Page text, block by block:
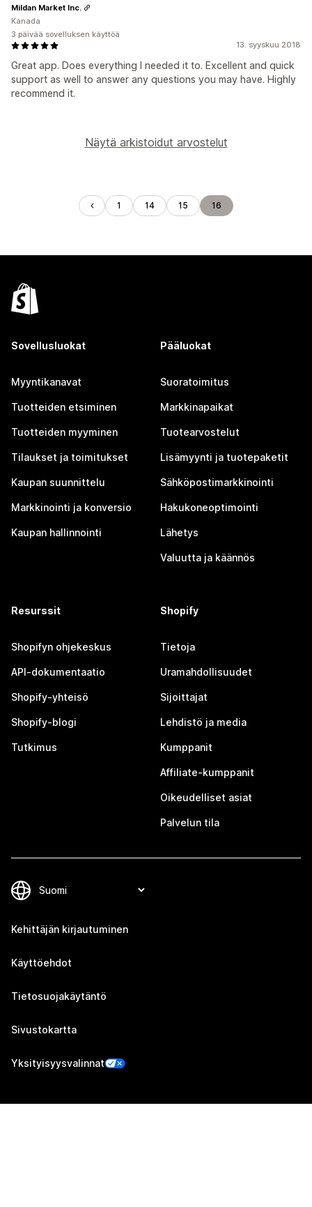
13. syyskuu 2018
Great app. Does everything I needed it to. Excellent and quick
support as well to answer any questions you may have. Highly
recommend it.
Mildan Market Inc.
Kanada
3 päivää sovelluksen käyttöä
Näytä arkistoidut arvostelut
1 14 15 16
Sovellusluokat
Myyntikanavat
Tuotteiden etsiminen
Tuotteiden myyminen
Tilaukset ja toimitukset
Kaupan suunnittelu
Markkinointi ja konversio
Kaupan hallinnointi
Pääluokat
Suoratoimitus
Markkinapaikat
Tuotearvostelut
Lisämyynti ja tuotepaketit
Sähköpostimarkkinointi
Hakukoneoptimointi
Lähetys
Valuutta ja käännös
Resurssit
Shopifyn ohjekeskus
API-dokumentaatio
Shopify-yhteisö
Shopify-blogi
Tutkimus
Shopify
Tietoja
Uramahdollisuudet
Sijoittajat
Lehdistö ja media
Kumppanit
Affiliate-kumppanit
Oikeudelliset asiat
Palvelun tila
Kehittäjän kirjautuminen
Käyttöehdot
Tietosuojakäytäntö
Sivustokartta
Yksityisyysvalinnat